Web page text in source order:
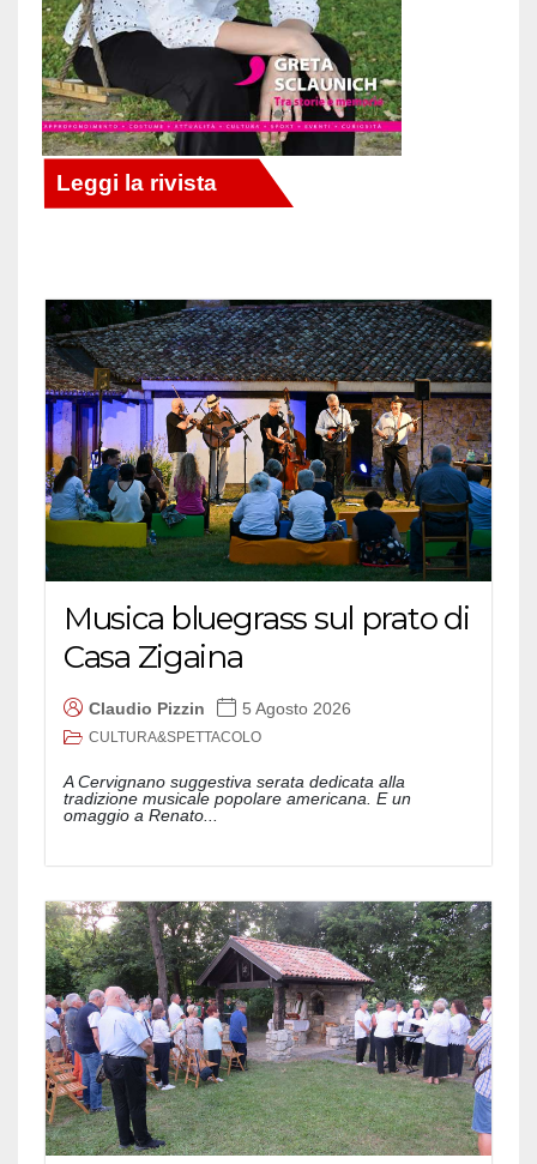
Musica bluegrass sul prato di
Casa Zigaina
Claudio Pizzin 5 Agosto 2026
CULTURA&SPETTACOLO
A Cervignano suggestiva serata dedicata alla
tradizione musicale popolare americana. E un
omaggio a Renato...